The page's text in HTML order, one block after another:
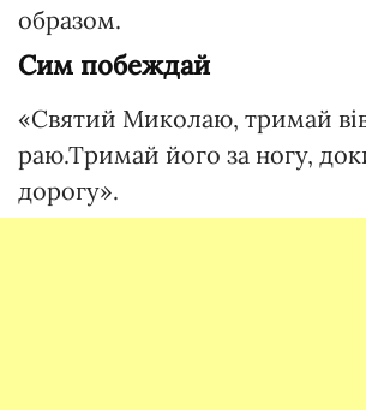
образом.
Сим побеждай
«Святий Миколаю, тримай
раю.Тримай його за ногу,
дорогу».